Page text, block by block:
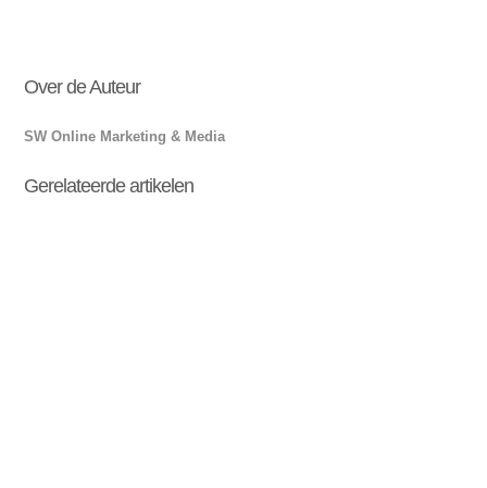
Over de Auteur
SW Online Marketing & Media
Gerelateerde artikelen